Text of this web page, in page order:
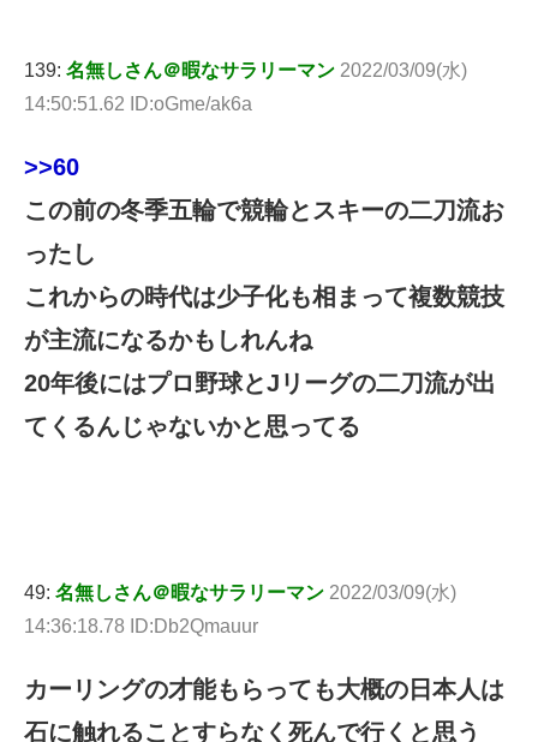
139: 名無しさん＠暇なサラリーマン 2022/03/09(水)
14:50:51.62 ID:oGme/ak6a
>>60
この前の冬季五輪で競輪とスキーの二刀流お
ったし
これからの時代は少子化も相まって複数競技
が主流になるかもしれんね
20年後にはプロ野球とJリーグの二刀流が出
てくるんじゃないかと思ってる
49: 名無しさん＠暇なサラリーマン 2022/03/09(水)
14:36:18.78 ID:Db2Qmauur
カーリングの才能もらっても大概の日本人は
石に触れることすらなく死んで行くと思う